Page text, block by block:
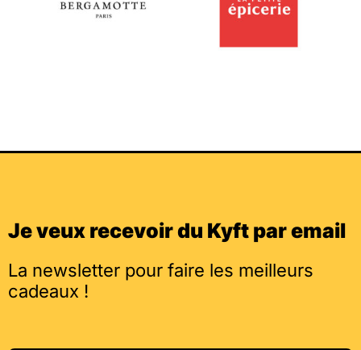
Je veux recevoir du Kyft par email
La newsletter pour faire les meilleurs
cadeaux !